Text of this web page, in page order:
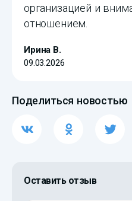
организацией и
отношением.
Ирина В.
09.03.2026
Поделиться новостью
Оставить отзыв